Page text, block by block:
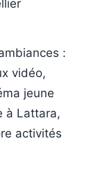
:
vidéo,
jeune
à Lattara,
activités